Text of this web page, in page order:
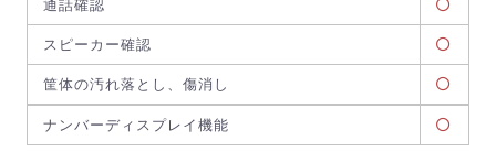
通話確認
スピーカー確認
筐体の汚れ落とし、傷消し
ナンバーディスプレイ機能